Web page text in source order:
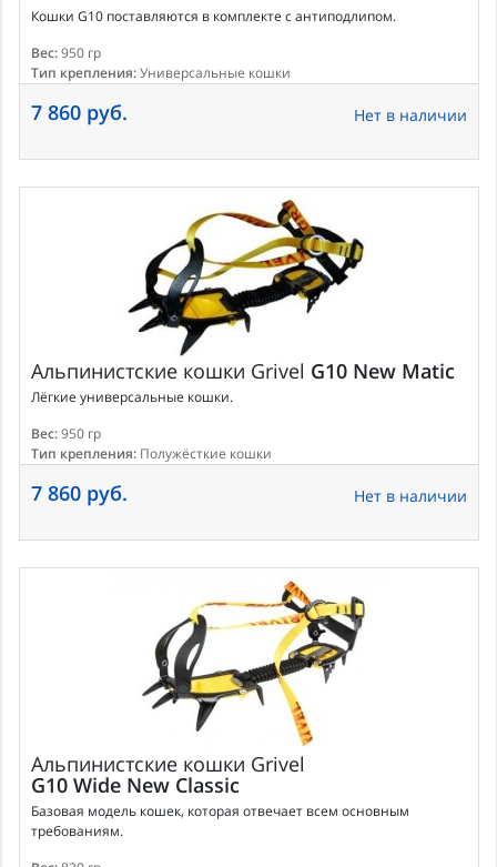
Кошки G10 поставляются в комплекте с антиподлипом.
Вес:950 гр
Тип крепления:Универсальные кошки
7 860 руб. Нет в наличии
Альпинистские кошки Grivel G10 New Matic
Лёгкие универсальные кошки.
Вес:950 гр
Тип крепления: Полужёсткие кошки
7 860 руб. Нет в наличии
Альпинистские кошки Grivel
G10 Wide New Classic
Базовая модель кошек, которая отвечает всем основным
требованиям.